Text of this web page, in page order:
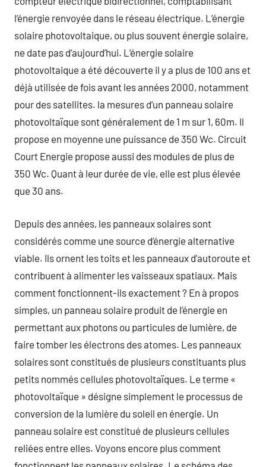
l’énergie renvoyée dans le réseau électrique. L’énergie
solaire photovoltaique, ou plus souvent énergie solaire,
ne date pas d’aujourd’hui. L’énergie solaire
photovoltaique a été découverte il y a plus de 100 ans et
déjà utilisée de fois avant les années 2000, notamment
pour des satellites. la mesures d’un panneau solaire
photovoltaïque sont généralement de 1 m sur 1, 60m. Il
propose en moyenne une puissance de 350 Wc. Circuit
Court Energie propose aussi des modules de plus de
350 Wc. Quant à leur durée de vie, elle est plus élevée
que 30 ans.
Depuis des années, les panneaux solaires sont
considérés comme une source d’énergie alternative
viable. Ils ornent les toits et les panneaux d’autoroute et
contribuent à alimenter les vaisseaux spatiaux. Mais
comment fonctionnent-ils exactement ? En à propos
simples, un panneau solaire produit de l’énergie en
permettant aux photons ou particules de lumière, de
faire tomber les électrons des atomes. Les panneaux
solaires sont constitués de plusieurs constituants plus
petits nommés cellules photovoltaïques. Le terme «
photovoltaïque » désigne simplement le processus de
conversion de la lumière du soleil en énergie. Un
panneau solaire est constitué de plusieurs cellules
reliées entre elles. Voyons encore plus comment